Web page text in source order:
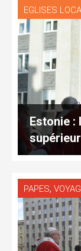
EGLISES
Estonie :
PAPES,